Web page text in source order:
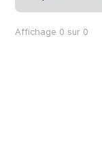
Affichage 0 sur 0